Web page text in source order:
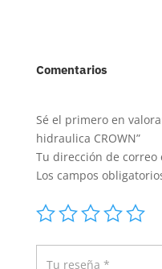
Comentarios
Sé el primero en
hidraulica CROWN”
Tu dirección de
Los campos